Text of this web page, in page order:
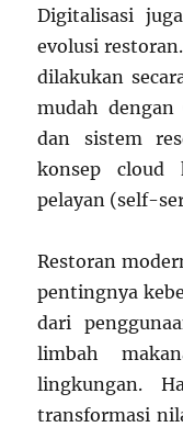
Digitalisasi
evolusi
dilakukan
mudah
dan sistem
konsep cloud
pelayan (self-
Restoran
pentingnya
dari
limbah
lingkungan.
transformasi